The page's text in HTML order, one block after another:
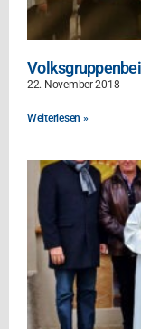
22. November 2018
Weiterlesen »